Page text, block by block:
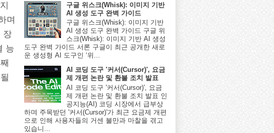
며
장
능
구글 위스크(Whisk): 이미지 기반
AI 생성 도구 완벽 가이드
구글 위스크(Whisk): 이미지 기반
AI 생성 도구 완벽 가이드 구글 위
스크(Whisk): 이미지 기반 AI 생성
도구 완벽 가이드 서론 구글이 최근 공개한 새로
운 생성형 AI 도구인 ‘위...
AI 코딩 도구 '커서(Cursor)', 요금
제 개편 논란 및 환불 조치 발표
AI 코딩 도구 '커서(Cursor)', 요금
제 개편 논란 및 환불 조치 발표 인
공지능(AI) 코딩 시장에서 급부상
하며 주목받던 '커서(Cursor)'가 최근 요금제 개편
으로 인해 사용자들의 거센 불만과 마찰을 겪고
있습니...